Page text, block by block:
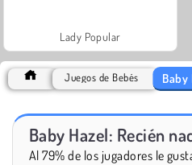
Lady Popular
Juegos de Bebés Baby
Baby Hazel: Recién
Al 79% de los jugadores le